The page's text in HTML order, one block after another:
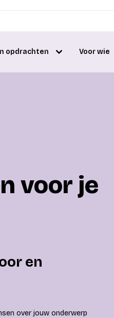
opdrachten Voor wie
voor je
en
over jouw onderwerp